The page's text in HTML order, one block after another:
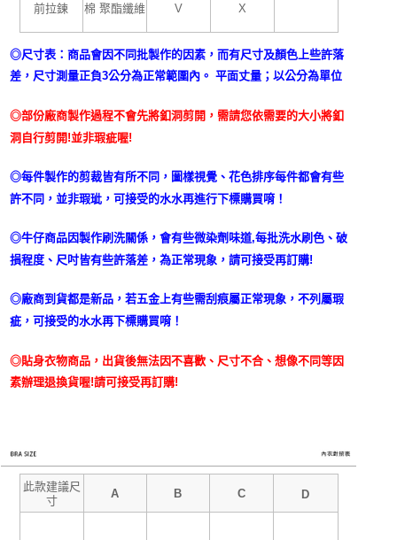
前拉鍊 棉 聚酯纖維 V X
◎尺寸表：商品會因不同批製作的因素，而有尺寸及顏色上些許落
差，尺寸測量正負3公分為正常範圍內。 平面丈量；以公分為單位
◎部份廠商製作過程不會先將釦洞剪開，需請您依需要的大小將釦
洞自行剪開!並非瑕疵喔!
◎每件製作的剪裁皆有所不同，圖樣視覺、花色排序每件都會有些
許不同，並非瑕玼，可接受的水水再進行下標購買唷！
◎牛仔商品因製作刷洗關係，會有些微染劑味道,每批洗水刷色、破
損程度、尺吋皆有些許落差，為正常現象，請可接受再訂購!
◎廠商到貨都是新品，若五金上有些需刮痕屬正常現象，不列屬瑕
疵，可接受的水水再下標購買唷！
◎貼身衣物商品，出貨後無法因不喜歡、尺寸不合、想像不同等因
素辦理退換貨喔!請可接受再訂購!
此款建議尺
寸
A B C D